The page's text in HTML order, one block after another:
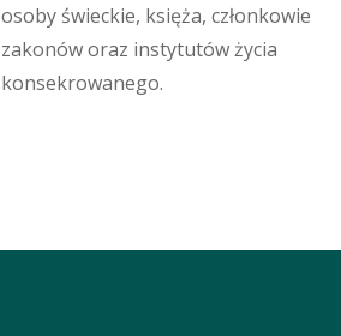
osoby świeckie, księża, członkowie
zakonów oraz instytutów życia
konsekrowanego.